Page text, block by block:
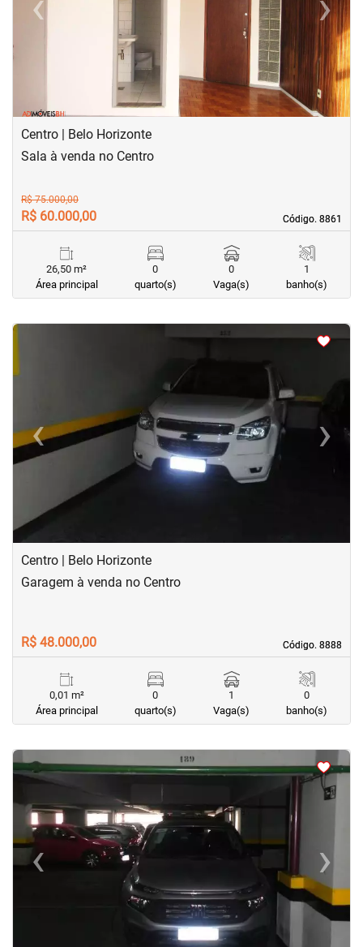
Previous Next
Centro | Belo Horizonte
Código. 8861
Código. 8861
Sala à venda no Centro
R$ 75.000,00
R$ 60.000,00
26,50 m²
Área principal
0
quarto(s)
0
Vaga(s)
1
banho(s)
<
‹Previous ›
Next
Centro | Belo Horizonte
Código. 8888
Código. 8888
Garagem à venda no Centro
R$ 48.000,00
0,01 m²
Área principal
0
quarto(s)
1
Vaga(s)
0
banho(s)
<
‹Previous ›Next